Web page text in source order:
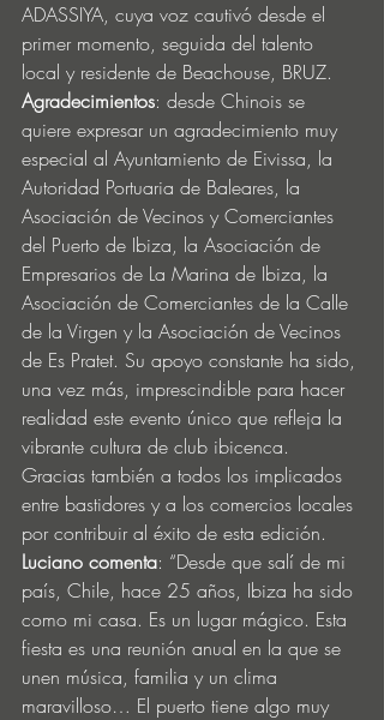
ADASSIYA, cuya voz cautivó desde el
primer momento, seguida del talento
local y residente de Beachouse, BRUZ.
Agradecimientos: desde Chinois se
quiere expresar un agradecimiento muy
especial al Ayuntamiento de Eivissa, la
Autoridad Portuaria de Baleares, la
Asociación de Vecinos y Comerciantes
del Puerto de Ibiza, la Asociación de
Empresarios de La Marina de Ibiza, la
Asociación de Comerciantes de la Calle
de la Virgen y la Asociación de Vecinos
de Es Pratet. Su apoyo constante ha sido,
una vez más, imprescindible para hacer
realidad este evento único que refleja la
vibrante cultura de club ibicenca.
Gracias también a todos los implicados
entre bastidores y a los comercios locales
por contribuir al éxito de esta edición.
Luciano comenta: “Desde que salí de mi
país, Chile, hace 25 años, Ibiza ha sido
como mi casa. Es un lugar mágico. Esta
fiesta es una reunión anual en la que se
unen música, familia y un clima
maravilloso… El puerto tiene algo muy